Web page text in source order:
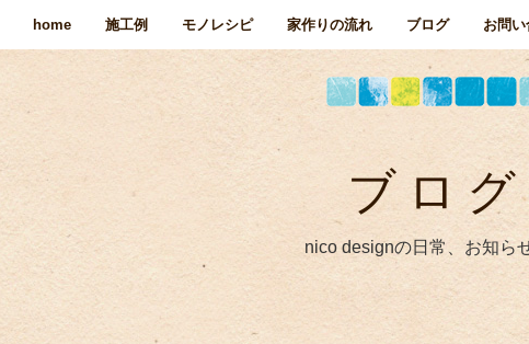
home 施工例 モノレシピ 家作りの流れ ブログ お問
ブログ
nico designの日常、お知ら